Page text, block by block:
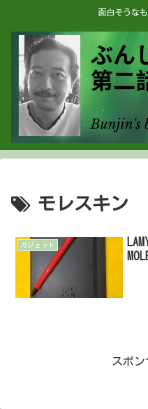
面白そうな
モレスキン
ガジェット
スポン